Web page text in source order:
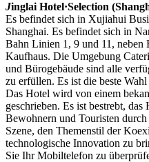
Jinglai Hotel·Selection
Es befindet sich in Xujiahui
Shanghai. Es befindet sich in
Bahn Linien 1, 9 und 11,
Kaufhaus. Die Umgebung
und Bürogebäude sind alle
zu erfüllen. Es ist die beste
Das Hotel wird von einem
geschrieben. Es ist bestrebt,
Bewohnern und Touristen
Szene, den Themenstil der
technologische Innovation zu
Sie Ihr Mobiltelefon zu